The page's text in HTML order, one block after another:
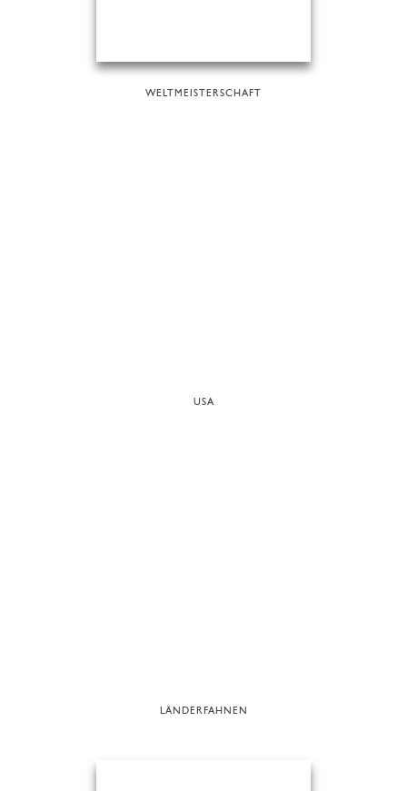
WELTMEISTERSCHAFT
USA
LÄNDERFAHNEN